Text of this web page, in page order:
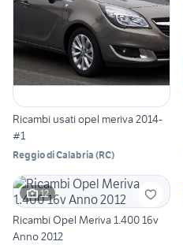
Ricambi usati opel meriva 2014-
#1
Reggio di Calabria (RC)
12
Ricambi Opel Meriva 1.400 16v
Anno 2012